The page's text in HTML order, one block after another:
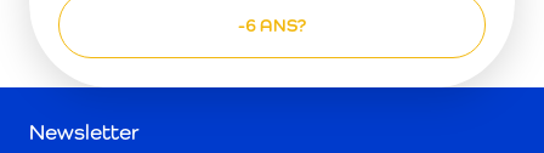
-6 ANS?
Newsletter